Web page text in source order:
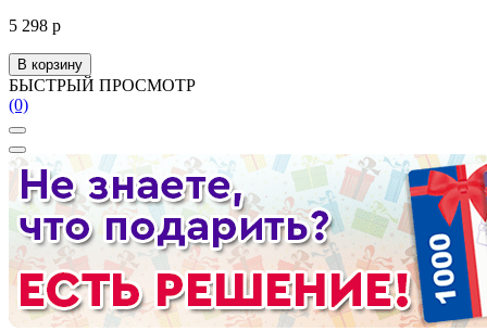
5 298 р
В корзину
БЫСТРЫЙ ПРОСМОТР
(0)